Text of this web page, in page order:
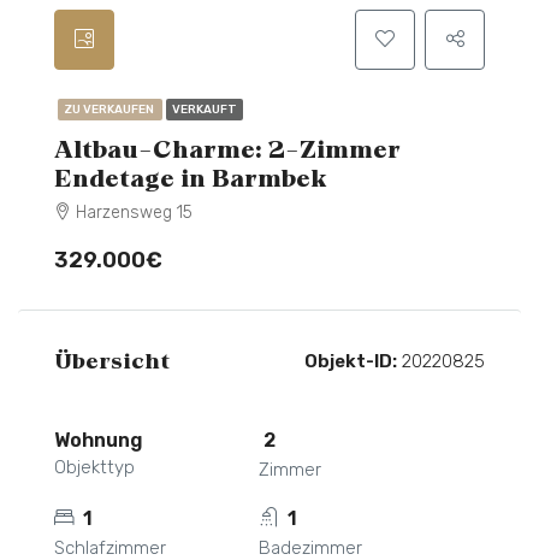
ZU VERKAUFEN VERKAUFT
Altbau-Charme: 2-Zimmer
Endetage in Barmbek
Harzensweg 15
329.000€
Übersicht Objekt-ID: 20220825
Wohnung
Objekttyp
2
Zimmer
1
Schlafzimmer
1
Badezimmer